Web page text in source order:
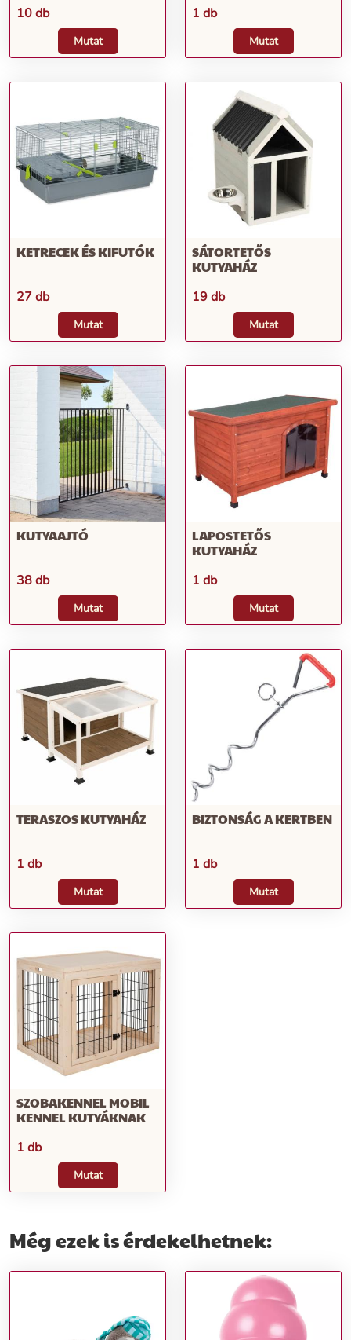
10 db
Mutat
1 db
Mutat
KETRECEK ÉS KIFUTÓK
27 db
Mutat
SÁTORTETŐS
KUTYAHÁZ
19 db
Mutat
KUTYAAJTÓ
38 db
Mutat
LAPOSTETŐS
KUTYAHÁZ
1 db
Mutat
TERASZOS KUTYAHÁZ
1 db
Mutat
BIZTONSÁG A KERTBEN
1 db
Mutat
SZOBAKENNEL MOBIL
KENNEL KUTYÁKNAK
1 db
Mutat
Még ezek is érdekelhetnek: